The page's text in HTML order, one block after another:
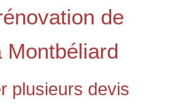
de
Montbéliard
plusieurs devis